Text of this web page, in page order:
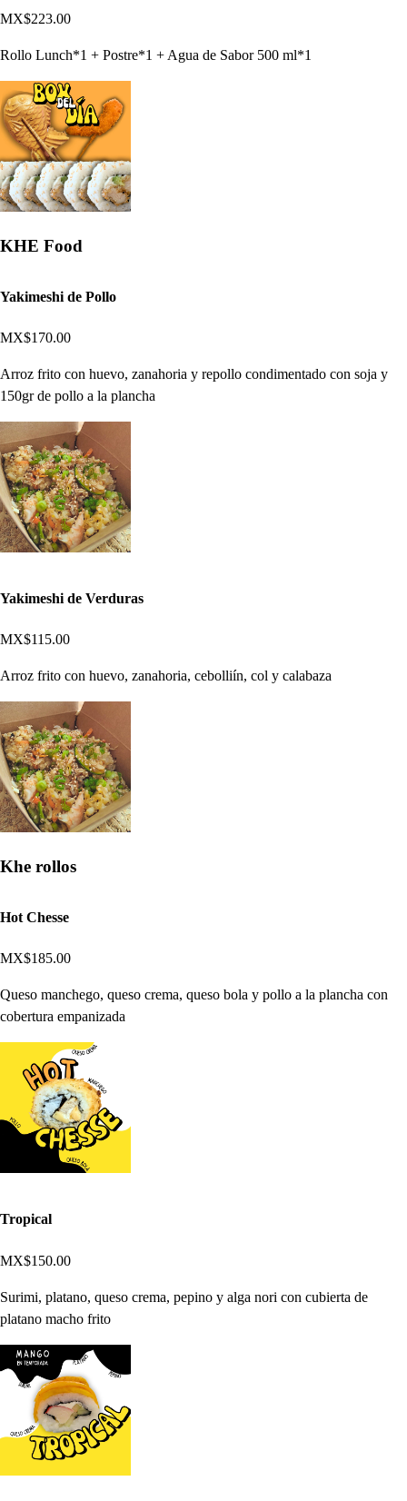
MX$223.00
Rollo Lunch*1 + Postre*1 + Agua de Sabor 500 ml*1
KHE Food
Yakimeshi de Pollo
MX$170.00
Arroz frito con huevo, zanahoria y repollo condimentado con soja y
150gr de pollo a la plancha
Yakimeshi de Verduras
MX$115.00
Arroz frito con huevo, zanahoria, cebolliín, col y calabaza
Khe rollos
Hot Chesse
MX$185.00
Queso manchego, queso crema, queso bola y pollo a la plancha con
cobertura empanizada
Tropical
MX$150.00
Surimi, platano, queso crema, pepino y alga nori con cubierta de
platano macho frito